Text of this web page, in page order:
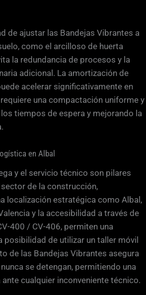
de ajustar las Bandejas Vibrantes a
como el arcilloso de huerta
la redundancia de procesos y la
adicional. La amortización de
acelerar significativamente en
una compactación uniforme y
tiempos de espera y mejorando la
en Albal
y el servicio técnico son pilares
de la construcción,
localización estratégica como Albal,
y la accesibilidad a través de
400 / CV-406, permiten una
posibilidad de utilizar un taller móvil
de las Bandejas Vibrantes asegura
se detengan, permitiendo una
cualquier inconveniente técnico.